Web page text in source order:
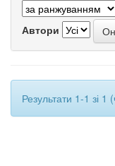
Автори
Результати 1-1 зі